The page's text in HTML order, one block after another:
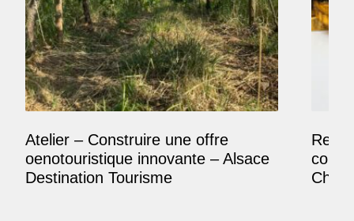
Atelier – Construire une offre
oenotouristique innovante – Alsace
Destination Tourisme